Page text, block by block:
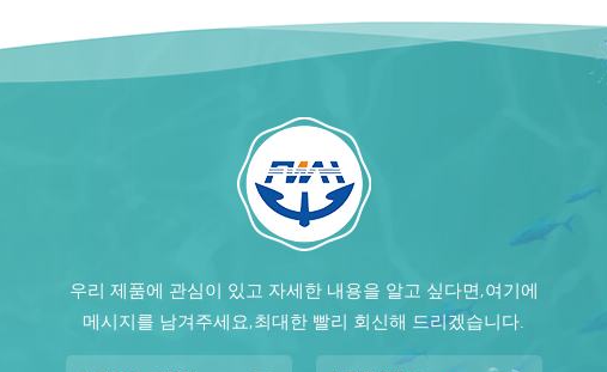
우리 제품에 관심이 있고 자세한 내용을 알고 싶다면,여기에
메시지를 남겨주세요,최대한 빨리 회신해 드리겠습니다.